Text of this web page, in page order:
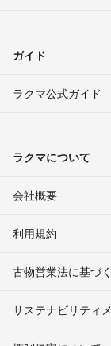
ガイド
ラクマ公式ガイド
ラクマについて
会社概要
利用規約
古物営業法に基づ
サステナビリティ